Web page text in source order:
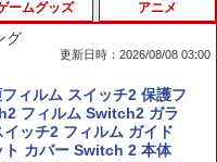
レイダース|オンライン
デジタル・エディション
Language: Japan
2200B01)
ワイヤレス コントロー
ケーブル
限定】劇場版モノノ怪
限定オリジ
納ケース付きコレクション)
離】二振りの剣、十翼よ
ジオ描き下ろしイラスト
ray]
グ
更新日時：2026/08/08 03:00
ィルム スイッチ2 保護フ
フィルム Switch2 ガラ
ッチ2 フィルム ガイド
ト カバー Switch 2 本体
ームグッズ アニメ